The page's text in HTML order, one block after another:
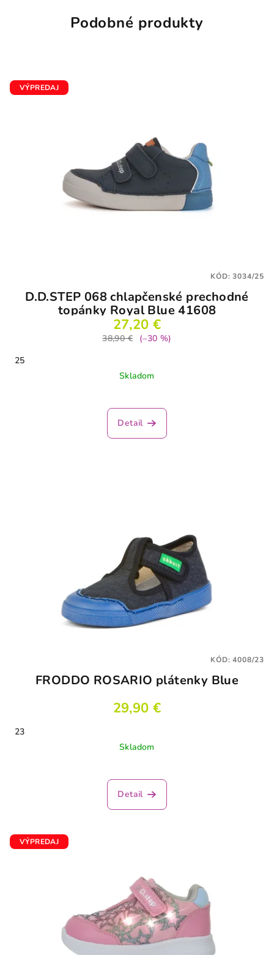
Podobné produkty
VÝPREDAJ
D.D.STEP 068 chlapčenské prechodné
topánky Royal Blue 41608
27,20 €
38,90 €
(–30 %)
25
Skladom
Detail
KÓD:3034/25
FRODDO ROSARIO plátenky Blue
29,90 €
23
Skladom
Detail
KÓD:4008/23
VÝPREDAJ